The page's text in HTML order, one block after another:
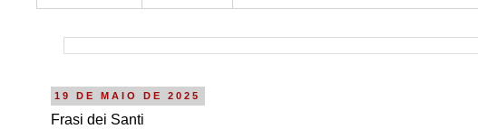
19 DE MAIO DE 2025
Frasi dei Santi